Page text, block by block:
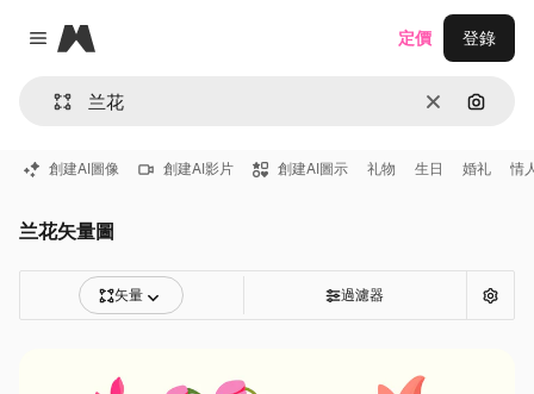
Close menu
Magnific
清除 通過圖
定價 登錄
創建AI圖像 創建AI影片 創建AI圖示 礼物 生日 婚礼 情
兰花矢量圖
矢量 過濾器